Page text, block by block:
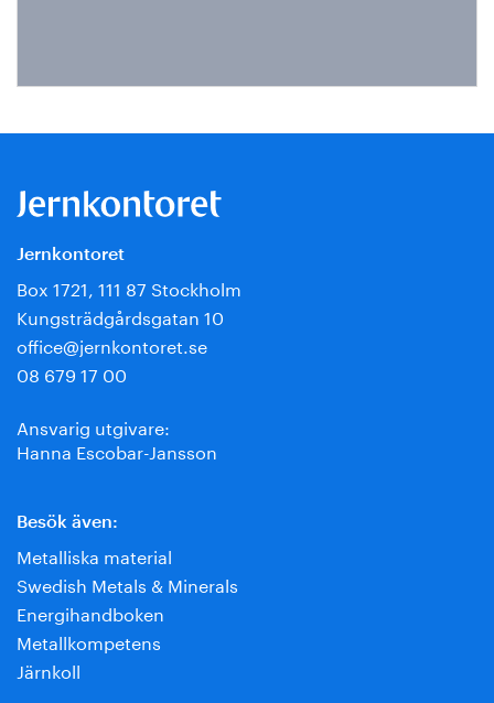
Jernkontoret
Box 1721, 111 87 Stockholm
Kungsträdgårdsgatan 10
office@jernkontoret.se
08 679 17 00
Ansvarig utgivare:
Hanna Escobar-Jansson
Besök även:
Metalliska material
Swedish Metals & Minerals
Energihandboken
Metallkompetens
Järnkoll